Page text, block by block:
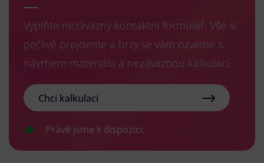
Vyplňte nezávazný kontaktní formulář. Vše si
pečlivě projdeme a brzy se vám ozveme s
návrhem materiálu a nezávaznou kalkulací.
Chci kalkulaci
Právě jsme k dispozici.